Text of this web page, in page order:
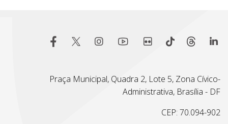
Praça Municipal, Quadra 2, Lote 5, Zona Cívico-
Administrativa, Brasília - DF
CEP: 70.094-902